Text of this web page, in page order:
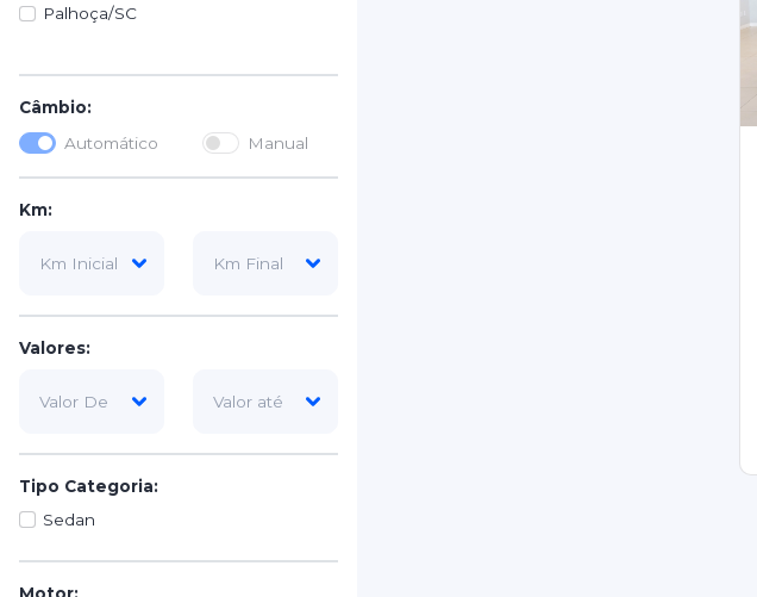
Palhoça/SC
Câmbio:
Automático
Manual
Km:
Valores:
Tipo Categoria:
Sedan